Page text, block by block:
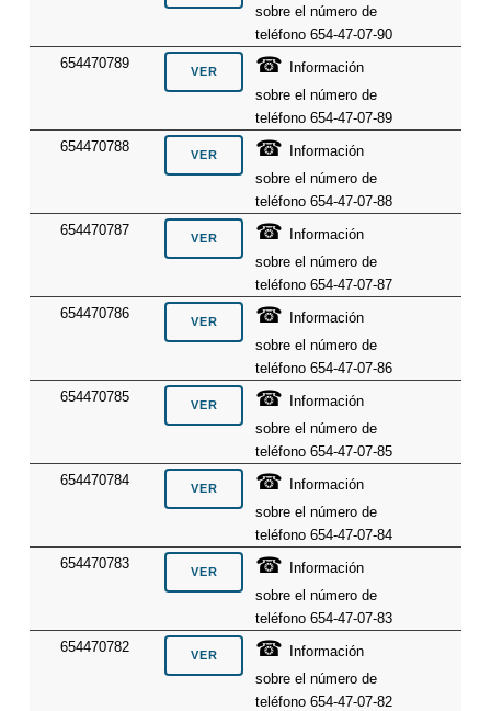
sobre el número de
teléfono 654-47-07-90
654470789
☎
Información
sobre el número de
teléfono 654-47-07-89
654470788
☎
Información
sobre el número de
teléfono 654-47-07-88
654470787
☎
Información
sobre el número de
teléfono 654-47-07-87
654470786
☎
Información
sobre el número de
teléfono 654-47-07-86
654470785
☎
Información
sobre el número de
teléfono 654-47-07-85
654470784
☎
Información
sobre el número de
teléfono 654-47-07-84
654470783
☎
Información
sobre el número de
teléfono 654-47-07-83
654470782
☎
Información
sobre el número de
teléfono 654-47-07-82